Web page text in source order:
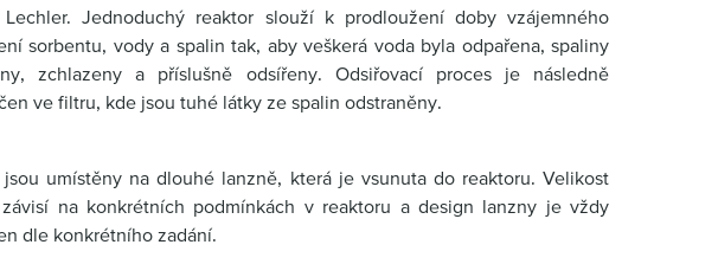
Lechler. Jednoduchý reaktor slouží k prodloužení doby vzájemného
sorbentu, vody a spalin tak, aby veškerá voda byla odpařena, spaliny
zchlazeny a příslušně odsířeny. Odsiřovací proces je následně
ve filtru, kde jsou tuhé látky ze spalin odstraněny.
jsou umístěny na dlouhé lanzně, která je vsunuta do reaktoru. Velikost
na konkrétních podmínkách v reaktoru a design lanzny je vždy
dle konkrétního zadání.